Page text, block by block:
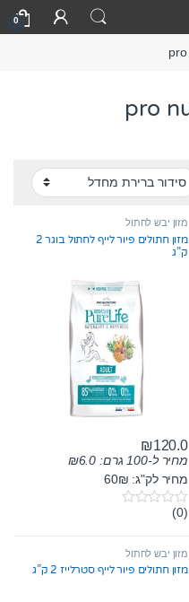
0
מזון יבש לחתול
מזון חתולים פיור לייף לחתול בוגר 2
ק”ג
₪120.0
מחיר ל-100 גרם: ₪6.0
מחיר לק"ג: 60₪
0
t
o
f
(0)
מזון יבש לחתול
מזון חתולים פיור לייף סטרלייז 2 ק”ג